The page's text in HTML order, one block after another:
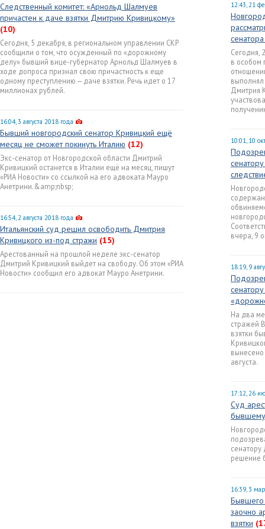
Следственный комитет: «Арнольд Шалмуев
причастен к даче взятки Дмитрию Кривицкому»
(10)
Сегодня, 5 декабря, в региональном управлении СКР
сообщили о том, что осужденный по «дорожному
делу» бывший вице-губернатор Арнольд Шалмуев в
ходе допроса признал свою причастность к еще
одному преступлению — даче взятки. Речь идет о 17
миллионах рублей.
16:04, 3 августа 2018 года
Бывший новгородский сенатор Кривицкий ещё
месяц не сможет покинуть Италию (12)
Экс-сенатор от Новгородской области Дмитрий
Кривицкий останется в Италии ещё на месяц, пишут
«РИА Новости» со ссылкой на его адвоката Мауро
Анетрини.&amp;nbsp;
16:54, 2 августа 2018 года
Итальянский суд решил освободить Дмитрия
Кривицкого из-под стражи (15)
Арестованный на прошлой неделе экс-сенатор
Дмитрий Кривицкий выйдет на свободу. Об этом «РИА
Новости» сообщил его адвокат Мауро Анетрини.
12:43, 21
Сегодня,
в особом
Дмитрия
10:01, 10
вчера, 9
18:19, 9
На два
стражей
взятки
августа.
17:12, 26
Суд
бывшему
решение
16:39, 3
Бывшего
заочно
взятки